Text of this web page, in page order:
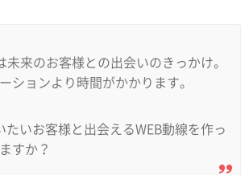
未来のお客様との出会いのきっかけ。
ションより時間がかかります。
たいお客様と出会えるWEB動線を作っ
すか？